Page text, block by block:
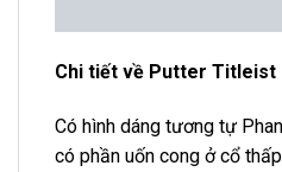
Chi tiết về Putter Titleist
Có hình dáng tương tự
có phần uốn cong ở cổ